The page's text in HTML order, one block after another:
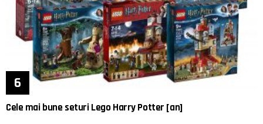
Cele mai bune seturi Lego Harry Potter [an]